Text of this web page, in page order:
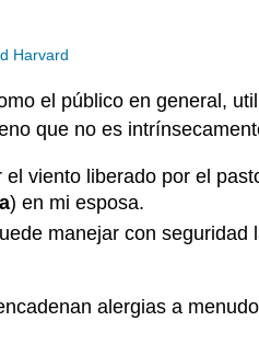
Harvard
el público en general,
que no es
el viento liberado por el
) en mi esposa.
manejar con seguridad
alergias a